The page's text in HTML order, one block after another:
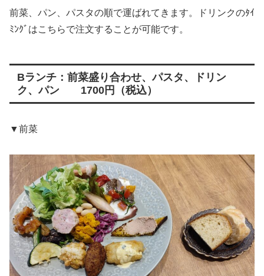
前菜、パン、パスタの順で運ばれてきます。ドリンクのﾀｲ
ﾐﾝｸﾞはこちらで注文することが可能です。
Bランチ：前菜盛り合わせ、パスタ、ドリン
ク、パン 1700円（税込）
▼前菜